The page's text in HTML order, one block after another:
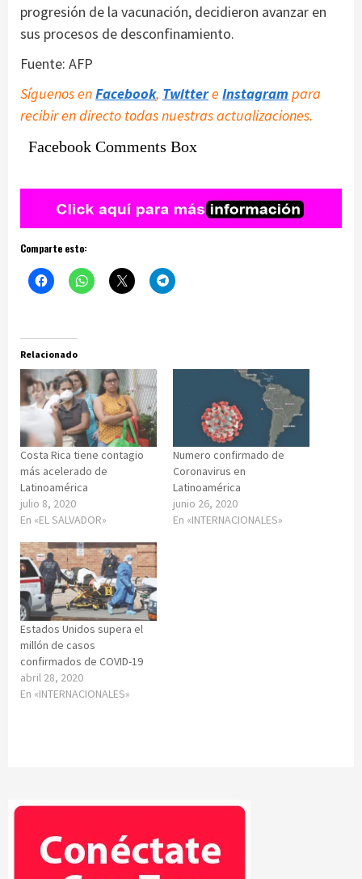
progresión de la vacunación, decidieron avanzar en
sus procesos de desconfinamiento.
Fuente: AFP
Síguenos enFacebook, Twittere Instagram para
recibir en directo todas nuestras actualizaciones.
Facebook Comments Box
Comparte esto:
Relacionado
Costa Rica tiene contagio
más acelerado de
Latinoamérica
julio 8, 2020
En «EL SALVADOR»
Numero confirmado de
Coronavirus en
Latinoamérica
junio 26, 2020
En «INTERNACIONALES»
Estados Unidos supera el
millón de casos
confirmados de COVID-19
abril 28, 2020
En «INTERNACIONALES»